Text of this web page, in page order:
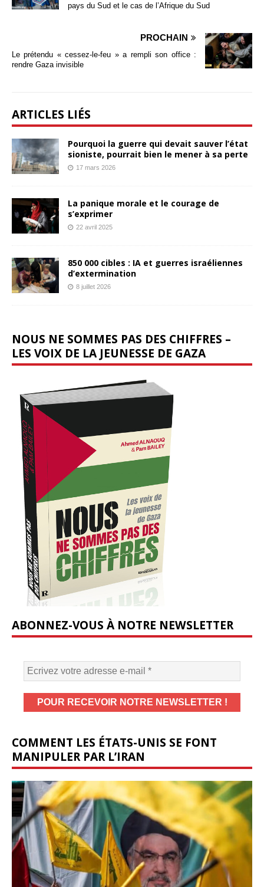
pays du Sud et le cas de l’Afrique du Sud
PROCHAIN
Le prétendu « cessez-le-feu » a rempli son office :
rendre Gaza invisible
ARTICLES LIÉS
Pourquoi la guerre qui devait sauver l’état
sioniste, pourrait bien le mener à sa perte
17 mars 2026
La panique morale et le courage de
s’exprimer
22 avril 2025
850 000 cibles : IA et guerres israéliennes
d’extermination
8 juillet 2026
NOUS NE SOMMES PAS DES CHIFFRES –
LES VOIX DE LA JEUNESSE DE GAZA
ABONNEZ-VOUS À NOTRE NEWSLETTER
COMMENT LES ÉTATS-UNIS SE FONT
MANIPULER PAR L’IRAN